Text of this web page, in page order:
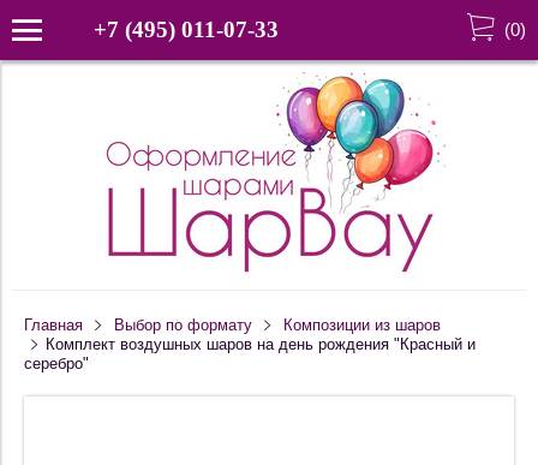
+7 (495) 011-07-33 (0)
Главная Выбор по формату
Композиции из шаров
Комплект воздушных шаров на день рождения "Красный и
серебро"